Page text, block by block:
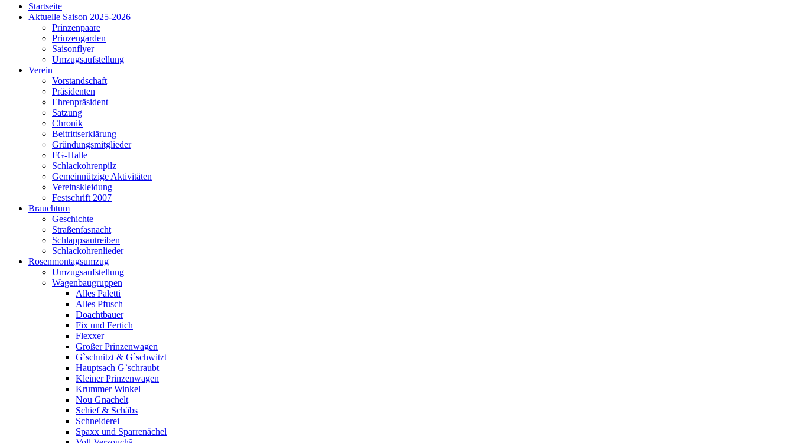
Startseite
Aktuelle Saison 2025-2026
Prinzenpaare
Prinzengarden
Saisonflyer
Umzugsaufstellung
Verein
Vorstandschaft
Präsidenten
Ehrenpräsident
Satzung
Chronik
Beitrittserklärung
Gründungsmitglieder
FG-Halle
Schlackohrenpilz
Gemeinnützige Aktivitäten
Vereinskleidung
Festschrift 2007
Brauchtum
Geschichte
Straßenfasnacht
Schlappsautreiben
Schlackohrenlieder
Rosenmontagsumzug
Umzugsaufstellung
Wagenbaugruppen
Alles Paletti
Alles Pfusch
Doachtbauer
Fix und Fertich
Flexxer
Großer Prinzenwagen
Gˋschnitzt & Gˋschwitzt
Hauptsach G`schraubt
Kleiner Prinzenwagen
Krummer Winkel
Nou Gnachelt
Schief & Schäbs
Schneiderei
Spaxx und Sparrenächel